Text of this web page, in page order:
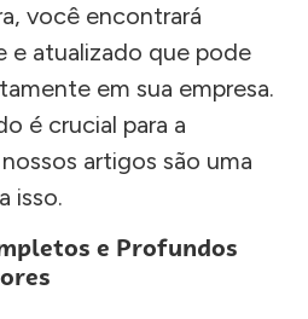
você encontrará
e atualizado que pode
em sua empresa.
é crucial para a
artigos são uma
isso.
e Profundos